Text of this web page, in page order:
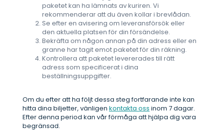
paketet kan ha lämnats av kuriren. Vi
rekommenderar att du även kollar i brevlådan.
Se efter en avisering om leveransförsök eller
den aktuella platsen för din försändelse.
Bekräfta om någon annan på din adress eller en
granne har tagit emot paketet för din räkning.
Kontrollera att paketet levererades till rätt
adress som specificerat i dina
beställningsuppgifter.
Om du efter att ha följt dessa steg fortfarande inte kan
hitta dina biljetter, vänligen kontakta oss inom 7 dagar.
Efter denna period kan vår förmåga att hjälpa dig vara
begränsad.